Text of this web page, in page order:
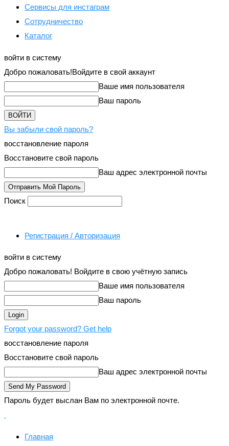
Сервисы для инстаграм
Сотрудничество
Каталог
войти в систему
Добро пожаловать!Войдите в свой аккаунт
Ваше имя пользователя
Ваш пароль
Вы забыли свой пароль?
восстановление пароля
Восстановите свой пароль
Ваш адрес электронной почты
Поиск
Регистрация / Авторизация
войти в систему
Добро пожаловать! Войдите в свою учётную запись
Ваше имя пользователя
Ваш пароль
Forgot your password? Get help
восстановление пароля
Восстановите свой пароль
Ваш адрес электронной почты
Пароль будет выслан Вам по электронной почте.
Главная